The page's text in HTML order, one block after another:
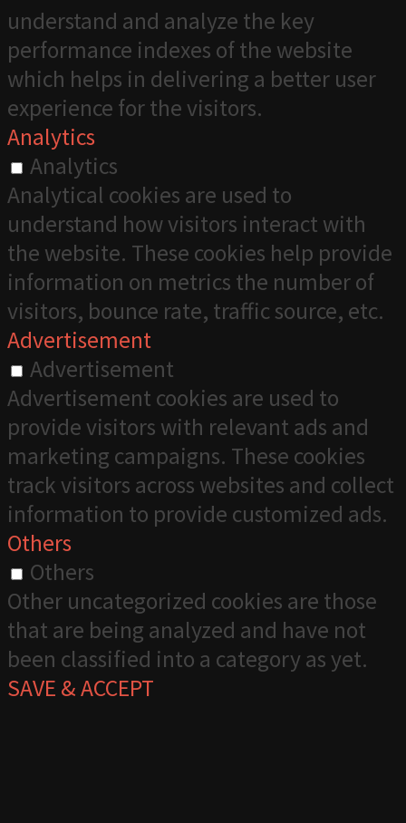
understand and analyze the key
performance indexes of the website
which helps in delivering a better user
experience for the visitors.
Analytics
Analytics
Analytical cookies are used to
understand how visitors interact with
the website. These cookies help provide
information on metrics the number of
visitors, bounce rate, traffic source, etc.
Advertisement
Advertisement
Advertisement cookies are used to
provide visitors with relevant ads and
marketing campaigns. These cookies
track visitors across websites and collect
information to provide customized ads.
Others
Others
Other uncategorized cookies are those
that are being analyzed and have not
been classified into a category as yet.
SAVE & ACCEPT